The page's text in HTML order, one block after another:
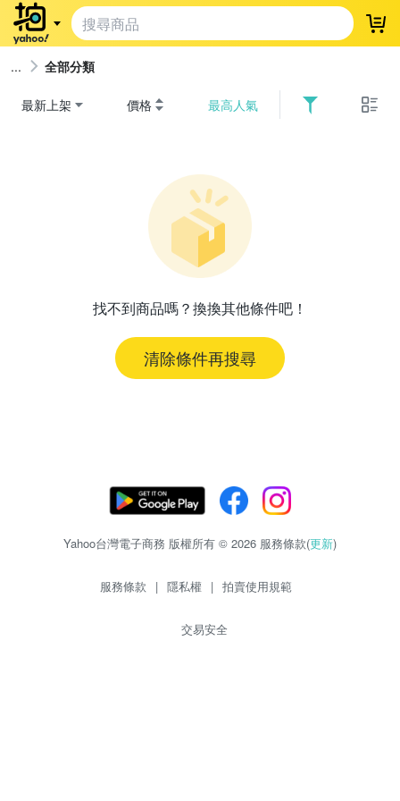
登
全部分類
最新上架 價格 最高人氣
找不到商品嗎？換換其他條件吧！
清除條件再搜尋
Yahoo台灣電子商務 版權所有 © 2026 服務條款(更新)
服務條款 | 隱私權 | 拍賣使用規範
交易安全